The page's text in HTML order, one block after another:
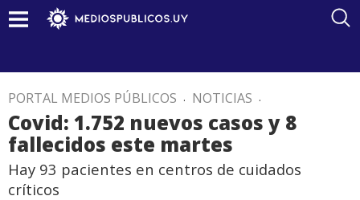
PORTAL MEDIOS PÚBLICOS . NOTICIAS .
Covid: 1.752 nuevos casos y 8
fallecidos este martes
Hay 93 pacientes en centros de cuidados
críticos